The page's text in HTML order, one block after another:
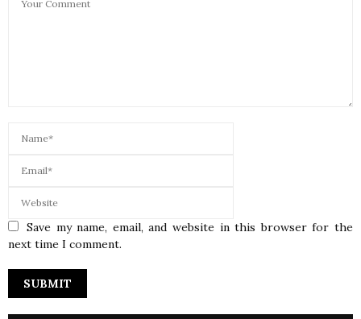
Save my name, email, and website in this browser for the
next time I comment.